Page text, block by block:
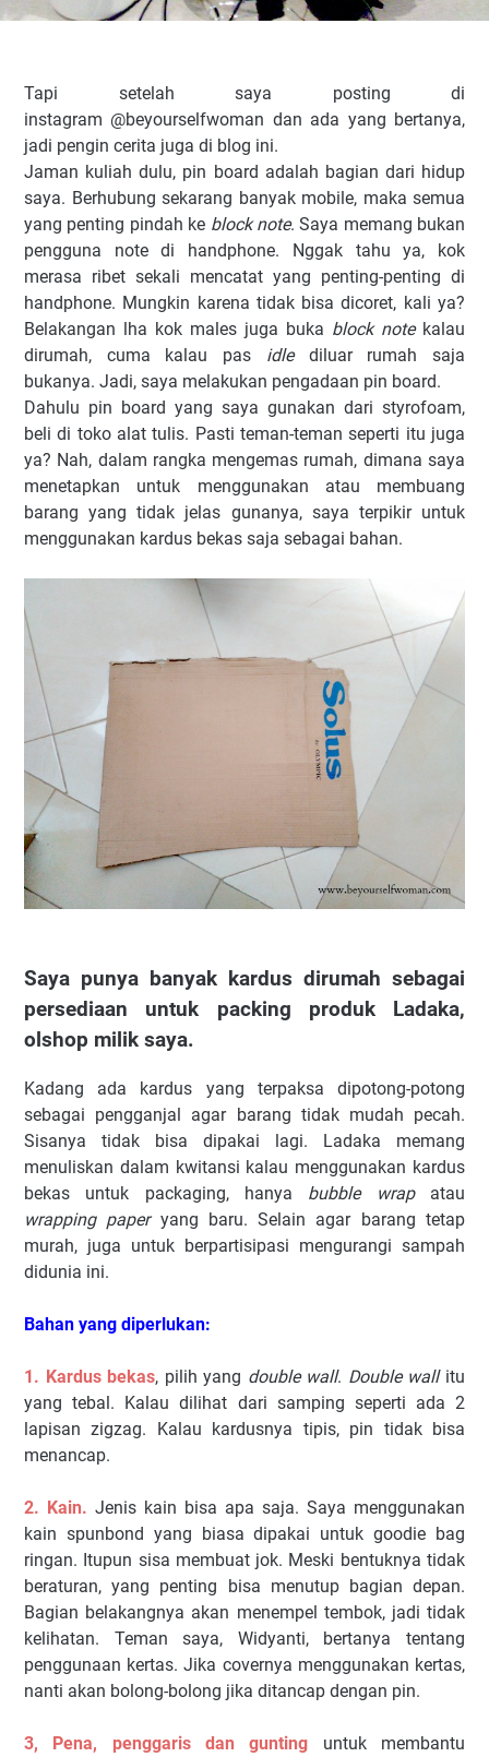
Tapi setelah saya posting di
instagram @beyourselfwoman dan ada yang bertanya,
jadi pengin cerita juga di blog ini.
Jaman kuliah dulu, pin board adalah bagian dari hidup
saya. Berhubung sekarang banyak mobile, maka semua
yang penting pindah ke block note. Saya memang bukan
pengguna note di handphone. Nggak tahu ya, kok
merasa ribet sekali mencatat yang penting-penting di
handphone. Mungkin karena tidak bisa dicoret, kali ya?
Belakangan lha kok males juga buka block notekalau
dirumah, cuma kalau pas idlediluar rumah saja
bukanya. Jadi, saya melakukan pengadaan pin board.
Dahulu pin board yang saya gunakan dari styrofoam,
beli di toko alat tulis. Pasti teman-teman seperti itu juga
ya? Nah, dalam rangka mengemas rumah, dimana saya
menetapkan untuk menggunakan atau membuang
barang yang tidak jelas gunanya, saya terpikir untuk
menggunakan kardus bekas saja sebagai bahan.
Saya punya banyak kardus dirumah sebagai
persediaan untuk packing produk Ladaka,
olshop milik saya.
Kadang ada kardus yang terpaksa dipotong-potong
sebagai pengganjal agar barang tidak mudah pecah.
Sisanya tidak bisa dipakai lagi. Ladaka memang
menuliskan dalam kwitansi kalau menggunakan kardus
bekas untuk packaging, hanya bubble wrapatau
wrapping paperyang baru. Selain agar barang tetap
murah, juga untuk berpartisipasi mengurangi sampah
didunia ini.
Bahan yang diperlukan:
1. Kardus bekas, pilih yang double wall. Double wallitu
yang tebal. Kalau dilihat dari samping seperti ada 2
lapisan zigzag. Kalau kardusnya tipis, pin tidak bisa
menancap.
2. Kain. Jenis kain bisa apa saja. Saya menggunakan
kain spunbond yang biasa dipakai untuk goodie bag
ringan. Itupun sisa membuat jok. Meski bentuknya tidak
beraturan, yang penting bisa menutup bagian depan.
Bagian belakangnya akan menempel tembok, jadi tidak
kelihatan. Teman saya, Widyanti, bertanya tentang
penggunaan kertas. Jika covernya menggunakan kertas,
nanti akan bolong-bolong jika ditancap dengan pin.
3, Pena, penggaris dan gunting untuk membantu